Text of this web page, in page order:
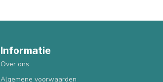
Informatie
Over ons
Algemene voorwaarden